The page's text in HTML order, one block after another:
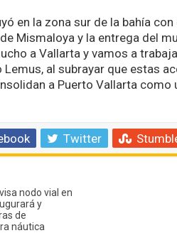
en la zona sur de la bahía
Mismaloya y la entrega del
a Vallarta y vamos a
Lemus, al subrayar que estas
a Puerto Vallarta
Twitter
nodo vial en
y
de
náutica